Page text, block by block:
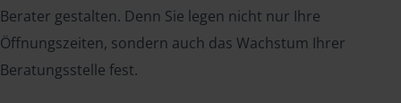
Berater gestalten. Denn Sie legen nicht nur Ihre
Öffnungszeiten, sondern auch das Wachstum Ihrer
Beratungsstelle fest.